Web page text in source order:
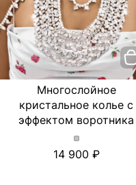
Многослойное
кристальное колье с
эффектом воротника
Многослойное
кристальное
14 900